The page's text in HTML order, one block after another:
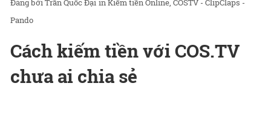
Trần Quốc Đại inKiếm tiền Online COSTV - ClipClaps -
Pando
Cách kiếm tiền với COS.TV
chưa ai chia sẻ